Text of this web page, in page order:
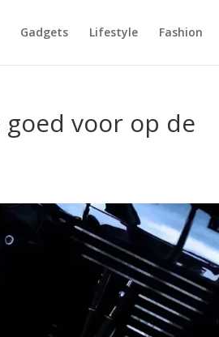
Gadgets Lifestyle Fashion
voor op de